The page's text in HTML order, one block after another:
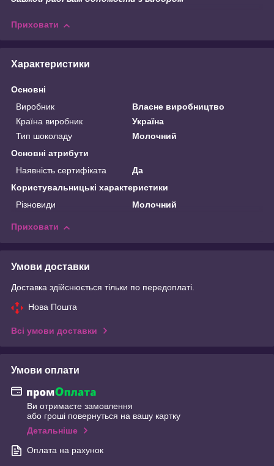
Приховати
Характеристики
Основні
Виробник
Власне виробництво
Країна виробник
Україна
Тип шоколаду
Молочний
Основні атрибути
Наявність сертифіката
Да
Користувальницькі характеристики
Різновиди
Молочний
Приховати
Умови доставки
Доставка здійснюється тільки по передоплаті.
Нова Пошта
Всі умови доставки
Умови оплати
Ви отримаєте замовлення
або гроші повернуться на вашу картку
Детальніше
Оплата на рахунок